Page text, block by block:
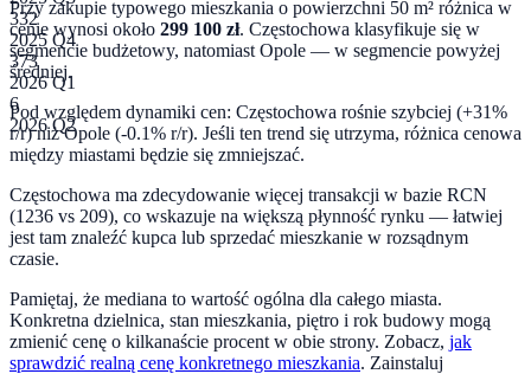
332
2025 Q4
373
2026 Q1
6
2026 Q2
Przy zakupie typowego mieszkania o powierzchni 50 m² różnica w
cenie wynosi około 299 100 zł. Częstochowa klasyfikuje się w
segmencie budżetowy, natomiast Opole — w segmencie powyżej
średniej.
Pod względem dynamiki cen: Częstochowa rośnie szybciej (+31%
r/r) niż Opole (-0.1% r/r). Jeśli ten trend się utrzyma, różnica cenowa
między miastami będzie się zmniejszać.
Częstochowa ma zdecydowanie więcej transakcji w bazie RCN
(1236 vs 209), co wskazuje na większą płynność rynku — łatwiej
jest tam znaleźć kupca lub sprzedać mieszkanie w rozsądnym
czasie.
Pamiętaj, że mediana to wartość ogólna dla całego miasta.
Konkretna dzielnica, stan mieszkania, piętro i rok budowy mogą
zmienić cenę o kilkanaście procent w obie strony. Zobacz, jak
sprawdzić realną cenę konkretnego mieszkania. Zainstaluj